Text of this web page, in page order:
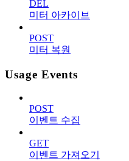
DEL
미터 아카이브
POST
미터 복원
Usage Events
POST
이벤트 수집
GET
이벤트 가져오기